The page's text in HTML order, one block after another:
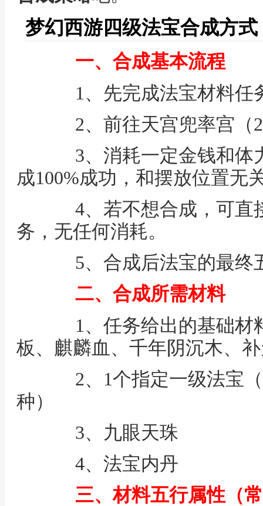
梦幻西游四级法宝合成方式
一、合成基本流程
1、先完成法宝材料任
2、前往天宫兜率宫（
3、消耗一定金钱和体
成100%成功，和摆放位置无
4、若不想合成，可直
务，无任何消耗。
5、合成后法宝的最终
二、合成所需材料
1、任务给出的基础材
板、麒麟血、千年阴沉木、
2、1个指定一级法宝（
种）
3、九眼天珠
4、法宝内丹
三、材料五行属性（